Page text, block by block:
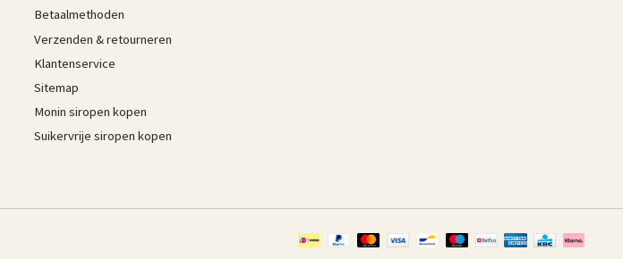
Betaalmethoden
Verzenden & retourneren
Klantenservice
Sitemap
Monin siropen kopen
Suikervrije siropen kopen